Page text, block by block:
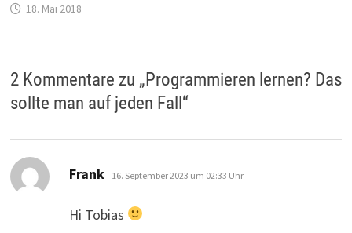
18. Mai 2018
2 Kommentare zu „Programmieren lernen? Das
sollte man auf jeden Fall“
Frank sagt:
16. September 2023 um 02:33 Uhr
Hi Tobias